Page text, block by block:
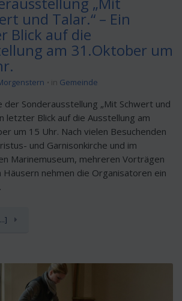
und Talar.“ – Ein
Blick auf die
am 31.Oktober um
in Gemeinde
der Sonderausstellung „Mit Schwert und
letzter Blick auf die Ausstellung am
um 15 Uhr. Nach vielen Besuchenden
und Garnisonkirche und im
Marinemuseum, mehreren Vorträgen
Häusern nehmen die Organisatoren ein